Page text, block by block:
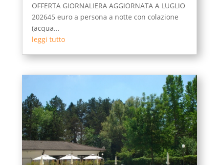
OFFERTA GIORNALIERA AGGIORNATA A LUGLIO
202645 euro a persona a notte con colazione
(acqua...
leggi tutto